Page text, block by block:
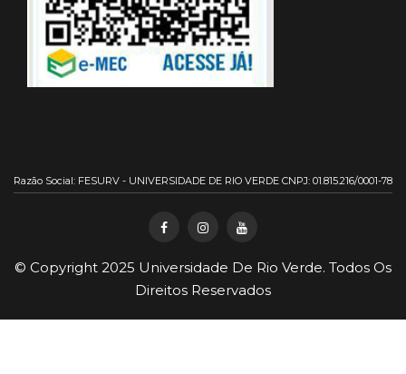
Razão Social: FESURV - UNIVERSIDADE DE RIO VERDE CNPJ: 01.815.216/0001-78
© Copyright 2025 Universidade De Rio Verde. Todos Os
Direitos Reservados